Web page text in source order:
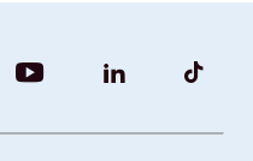
BMBFSFJ
YOUTUBE
BMFSFJ
LINKEDIN